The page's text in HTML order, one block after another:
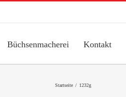
Büchsenmacherei Kontakt
Startseite 1232g